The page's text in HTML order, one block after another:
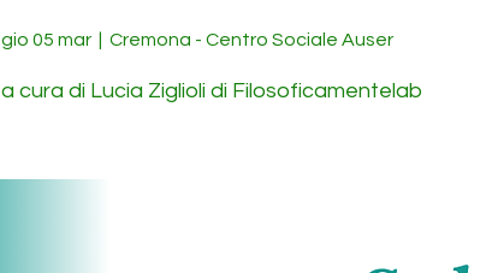
gio 05 mar
  |
Cremona - Centro Sociale Auser
a cura di Lucia Ziglioli di Filosoficamentelab